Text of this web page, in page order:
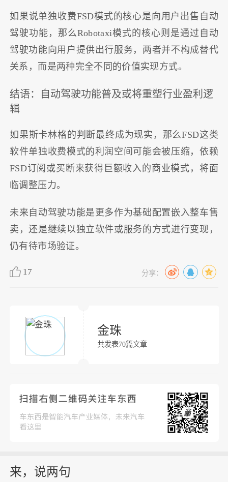
如果说单独收费FSD模式的核心是向用户出售自动
驾驶功能，那么Robotaxi模式的核心则是通过自动
驾驶功能向用户提供出行服务，两者并不构成替代
关系，而是两种完全不同的价值实现方式。
结语：自动驾驶功能普及或将重塑行业盈利逻
辑
如果斯卡林格的判断最终成为现实，那么FSD这类
软件单独收费模式的利润空间可能会被压缩，依赖
FSD订阅或买断来获得巨额收入的商业模式，将面
临调整压力。
未来自动驾驶功能是更多作为基础配置嵌入整车售
卖，还是继续以独立软件或服务的方式进行变现，
仍有待市场验证。
17 分享：
金珠
共发表70篇文章
来，说两句